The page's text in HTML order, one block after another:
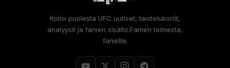
Kotisi puolesta UFC uutiset, taistelukortit,
analyysit ja fanien sisältö.Fanien toimesta,
faneille.